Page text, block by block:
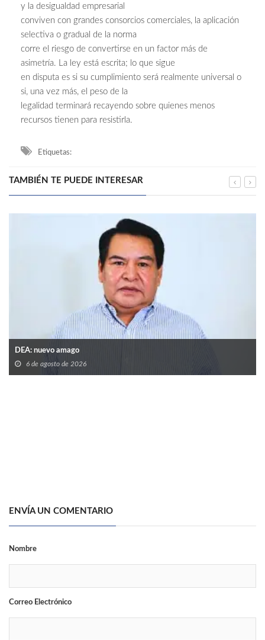
y la desigualdad empresarial
conviven con grandes consorcios comerciales, la aplicación
selectiva o gradual de la norma
corre el riesgo de convertirse en un factor más de
asimetría. La ley está escrita; lo que sigue
en disputa es si su cumplimiento será realmente universal o
si, una vez más, el peso de la
legalidad terminará recayendo sobre quienes menos
recursos tienen para resistirla.
Etiquetas:
TAMBIÉN TE PUEDE INTERESAR
DEA: nuevo amago
6 de agosto de 2026
ENVÍA UN COMENTARIO
Nombre
Correo Electrónico